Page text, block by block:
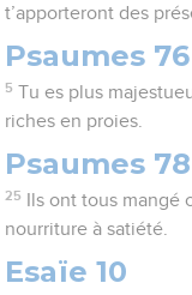
t’apporteront des
Psaumes 76
5 Tu es plus
riches en proies.
Psaumes 78
25
Ils ont tous
nourriture à satiété.
Esaïe 10